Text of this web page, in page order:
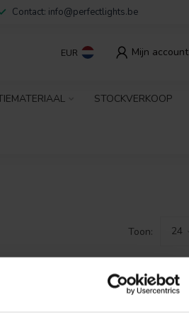
Contact: info@perfectlights.be
EUR Mijn account
STOCKVERKOOP
Toon:
GEVONDEN!